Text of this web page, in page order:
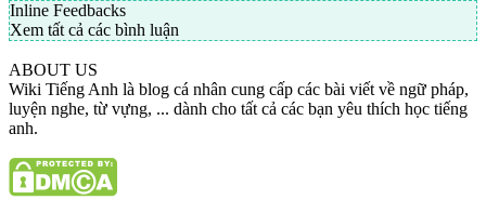
Inline Feedbacks
Xem tất cả các bình luận
ABOUT US
Wiki Tiếng Anh là blog cá nhân cung cấp các bài viết về ngữ pháp,
luyện nghe, từ vựng, ... dành cho tất cả các bạn yêu thích học tiếng
anh.